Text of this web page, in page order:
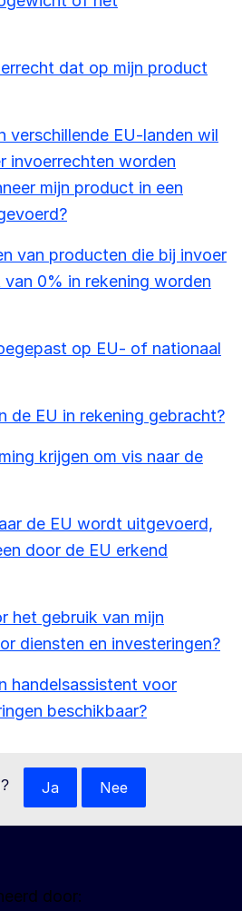
dat op mijn product
verschillende EU-landen wil
invoerrechten worden
mijn product in een
van producten die bij invoer
0% in rekening worden
op EU- of nationaal
de EU in rekening gebracht?
krijgen om vis naar de
de EU wordt uitgevoerd,
door de EU erkend
het gebruik van mijn
diensten en investeringen?
handelsassistent voor
beschikbaar?
Ja Nee
door: